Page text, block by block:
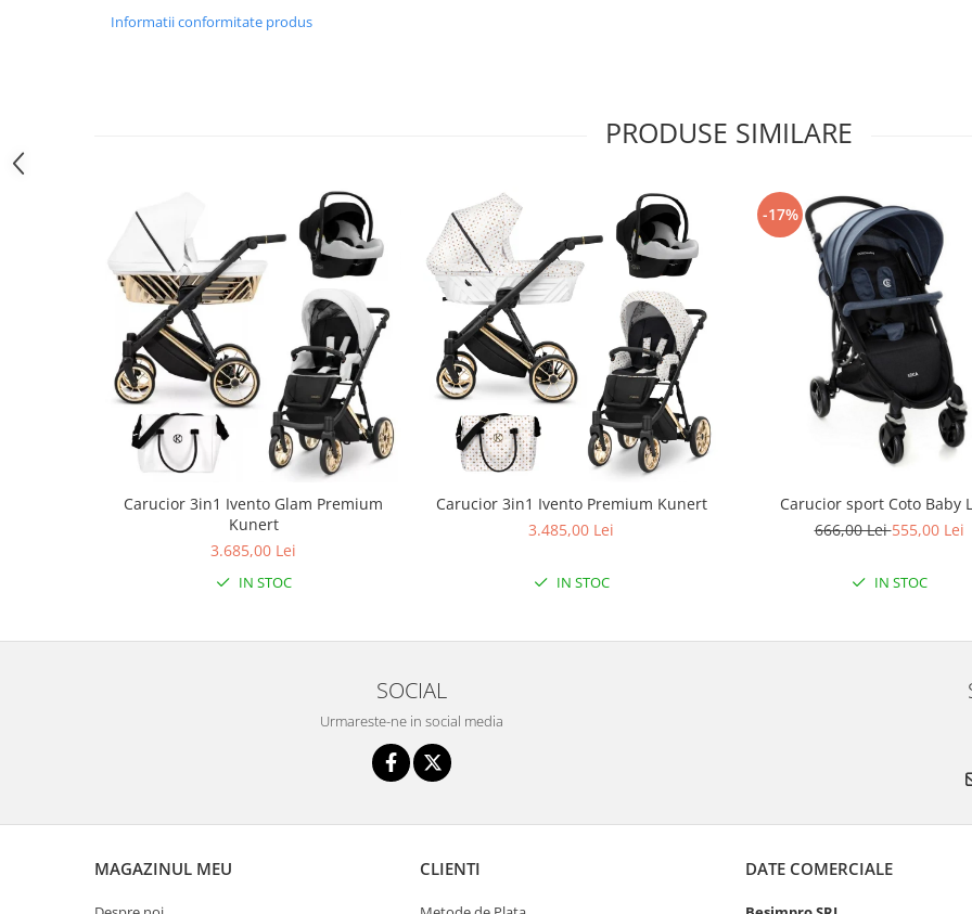
Biciclete fara pedale
Masinute si motociclete electrice
Scaune de biciclete copii
Baita, Igiena, Siguranta
Lenjerie mamici
Seturi de hranire
Patine gheata fixe
Aparate fitness
Informatii conformitate produs
PRODUSE SIMILARE
Carucior 3in1 Ivento Glam Premium
Kunert
3.685,00 Lei
IN STOC
Carucior 3in1 Ivento Premium Kunert
3.485,00 Lei
IN STOC
-17%
Carucior sport Coto Baby
666,00 Lei555,00 Lei
IN STOC
SOCIAL
Urmareste-ne in social media
MAGAZINUL MEU CLIENTI DATE COMERCIALE